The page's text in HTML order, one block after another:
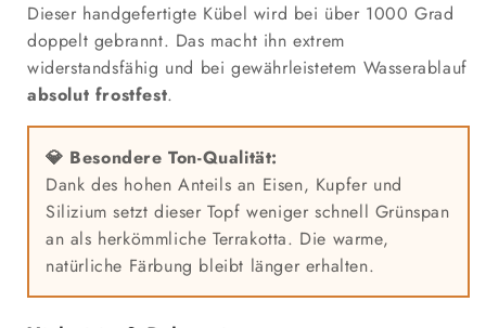
Handarbeit
–
Frostfest
Handarbeit
–
Frostfest
Dieser handgefertigte Kübel wird bei über 1000 Grad
doppelt gebrannt. Das macht ihn extrem
widerstandsfähig und bei gewährleistetem Wasserablauf
absolut frostfest.
💎 Besondere Ton-Qualität:
Dank des hohen Anteils an Eisen, Kupfer und
Silizium setzt dieser Topf weniger schnell Grünspan
an als herkömmliche Terrakotta. Die warme,
natürliche Färbung bleibt länger erhalten.